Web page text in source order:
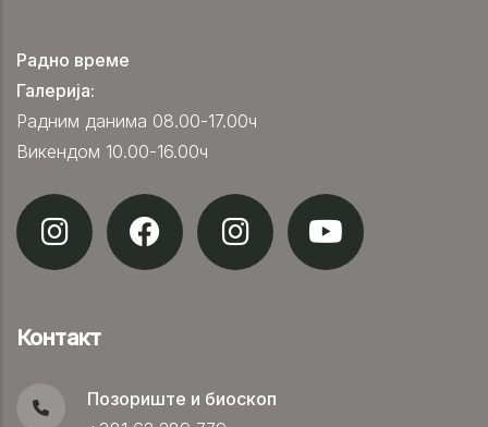
Радно време
Галерија:
Радним данима 08.00-17.00ч
Викендом 10.00-16.00ч
Контакт
Позориште и биоскоп